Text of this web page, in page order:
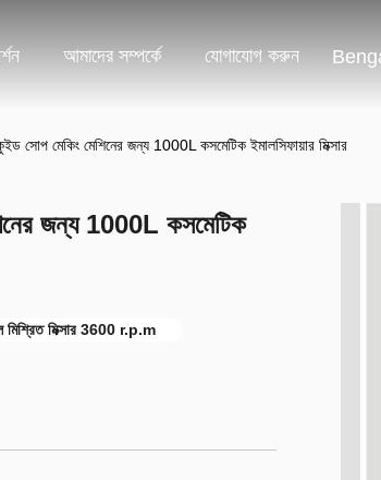
আমাদের সম্পর্কে যোগাযোগ করুন
সোপ মেকিং মেশিনের জন্য 1000L কসমেটিক ইমালসিফায়ার মিক্সার
জন্য 1000L কসমেটিক
মিশ্রিত মিক্সার 3600 r.p.m